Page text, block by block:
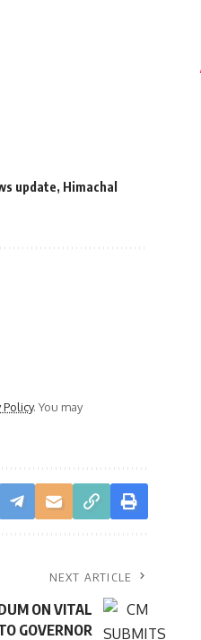
update, Himachal
Policy. You may
NEXT ARTICLE
ON VITAL
GOVERNOR